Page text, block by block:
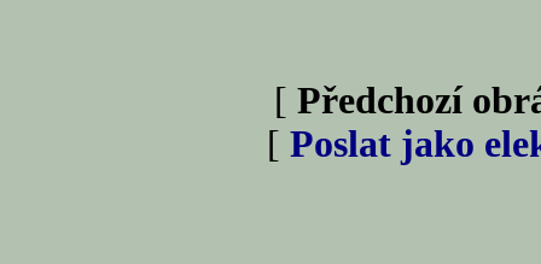
[ Předchozí
[ Poslat jako